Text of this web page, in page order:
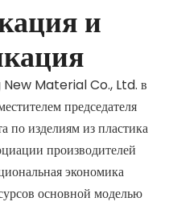
и
Material Co., Ltd. в
председателя
по изделиям из пластика
производителей
экономика
основной моделью